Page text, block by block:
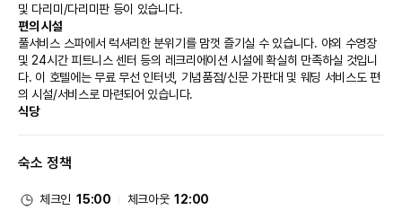
및 다리미/다리미판 등이 있습니다.
편의 시설
풀서비스 스파에서 럭셔리한 분위기를 맘껏 즐기실 수 있습니다. 야외 수영장
및 24시간 피트니스 센터 등의 레크리에이션 시설에 확실히 만족하실 것입니
다. 이 호텔에는 무료 무선 인터넷, 기념품점/신문 가판대 및 웨딩 서비스도 편
의 시설/서비스로 마련되어 있습니다.
식당
라운지에서는 좋아하는 음료를 마시며 갈증을 해소하실 수 있어요. 아침 식사
비즈니스, 기타 편의시설
숙소 정책
체크인 15:00 체크아웃 12:00